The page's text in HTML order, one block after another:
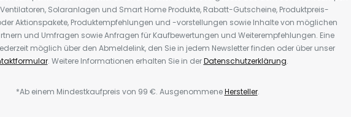
Solaranlagen und Smart Home Produkte, Rabatt-Gutscheine, Produktpreis-
Aktionspakete, Produktempfehlungen und -vorstellungen sowie Inhalte von möglichen
und Umfragen sowie Anfragen für Kaufbewertungen und Weiterempfehlungen. Eine
möglich über den Abmeldelink, den Sie in jedem Newsletter finden oder über unser
. Weitere Informationen erhalten Sie in derDatenschutzerklärung.
*Ab einem Mindestkaufpreis von 99 €. AusgenommeneHersteller.